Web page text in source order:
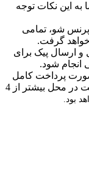
این نکات توجه
پرنس شو، تمامی
گرفت.
ارسال پیک برای
انجام شود.
پرداخت کامل
هزینه سفارش و برای تمامی سفارشات پرداخت در محل بیشتر از 4
بود.